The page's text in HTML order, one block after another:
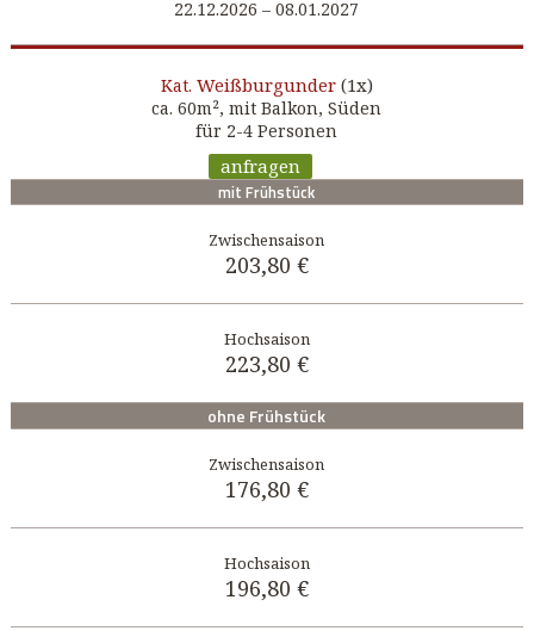
22.12.2026 – 08.01.2027
Kat. Weißburgunder (1x)
ca. 60m², mit Balkon, Süden
für 2-4 Personen
anfragen
mit Frühstück
203,80 €
223,80 €
ohne Frühstück
176,80 €
196,80 €